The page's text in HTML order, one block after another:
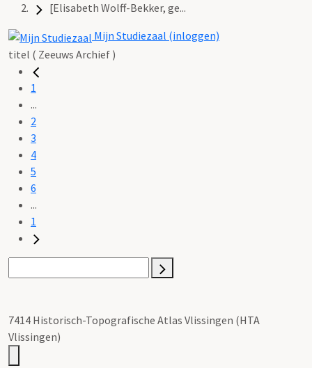
[Elisabeth Wolff-Bekker, ge...
Mijn Studiezaal (inloggen)
titel ( Zeeuws Archief )
1
...
2
3
4
5
6
...
1
7414 Historisch-Topografische Atlas Vlissingen (HTA
Vlissingen)